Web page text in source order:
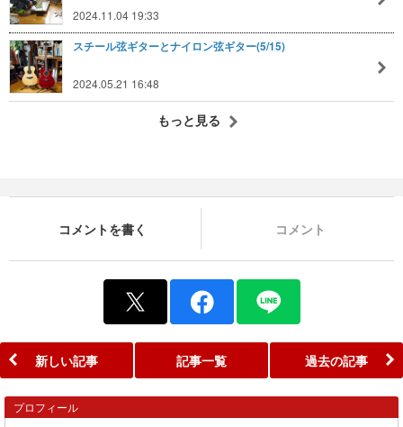
2024.11.04 19:33
スチール弦ギターとナイロン弦ギター(5/15)
2024.05.21 16:48
もっと見る
コメントを書く コメント
新しい記事 記事一覧 過去の記事
プロフィール